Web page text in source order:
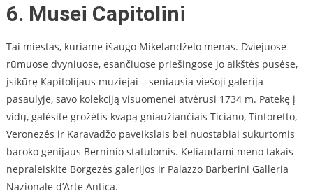
6. Musei Capitolini
Tai miestas, kuriame išaugo Mikelandželo menas. Dviejuose
rūmuose dvyniuose, esančiuose priešingose jo aikštės pusėse,
įsikūrę Kapitolijaus muziejai – seniausia viešoji galerija
pasaulyje, savo kolekciją visuomenei atvėrusi 1734 m. Patekę į
vidų, galėsite grožėtis kvapą gniaužiančiais Ticiano, Tintoretto,
Veronezės ir Karavadžo paveikslais bei nuostabiai sukurtomis
baroko genijaus Berninio statulomis. Keliaudami meno takais
nepraleiskite Borgezės galerijos ir Palazzo Barberini Galleria
Nazionale d’Arte Antica.